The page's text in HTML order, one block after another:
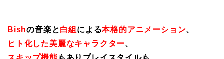
Bishの音楽と白組 による本格的アニメーション、
ヒト化した美麗なキャラクター、
スキップ機能もありプレイスタイルも